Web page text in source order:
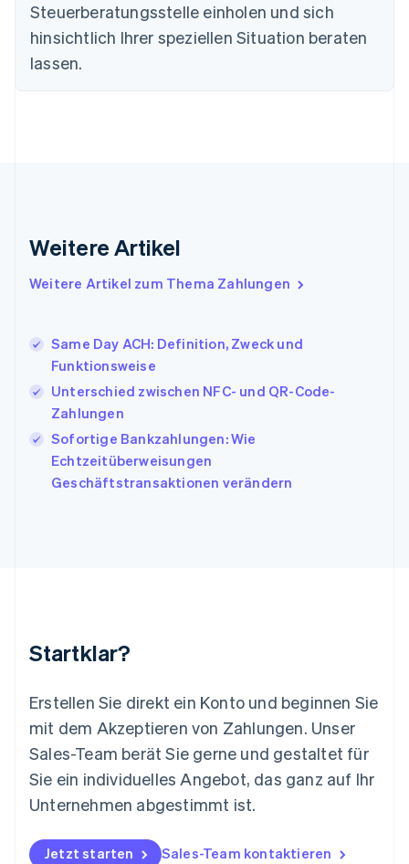
Steuerberatungsstelle einholen und sich
hinsichtlich Ihrer speziellen Situation beraten
lassen.
Weitere Artikel
Weitere Artikel zum Thema Zahlungen
Same Day ACH: Definition, Zweck und
Funktionsweise
Unterschied zwischen NFC- und QR-Code-
Zahlungen
Sofortige Bankzahlungen: Wie
Echtzeitüberweisungen
Geschäftstransaktionen verändern
Startklar?
Erstellen Sie direkt ein Konto und beginnen Sie
mit dem Akzeptieren von Zahlungen. Unser
Sales-Team berät Sie gerne und gestaltet für
Sie ein individuelles Angebot, das ganz auf Ihr
Unternehmen abgestimmt ist.
Jetzt starten Sales-Team kontaktieren
Festlandchina
简体中文English
Finnland
English
Frankreich
Irland
Italien
日本語 English
EnglishFrançais
Kroatien
EnglishItaliano
English
Liechtenstein
DeutschEnglish
Mexiko
English
Niederlande
Nederlands English
Norwegen
English
Österreich
Polen
English